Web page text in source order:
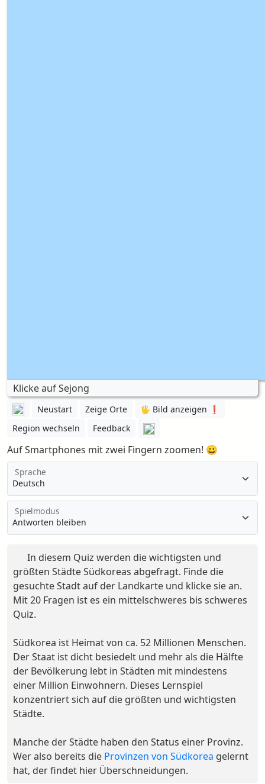
Klicke auf Sejong
Neustart Zeige Orte
🖐️ Bild anzeigen ❗️
Region wechseln
Feedback
Auf Smartphones mit zwei Fingern zoomen! 😀
Sprache
Spielmodus
In diesem Quiz werden die wichtigsten und
größten Städte Südkoreas abgefragt. Finde die
gesuchte Stadt auf der Landkarte und klicke sie an.
Mit 20 Fragen ist es ein mittelschweres bis schweres
Quiz.
Südkorea ist Heimat von ca. 52 Millionen Menschen.
Der Staat ist dicht besiedelt und mehr als die Hälfte
der Bevölkerung lebt in Städten mit mindestens
einer Million Einwohnern. Dieses Lernspiel
konzentriert sich auf die größten und wichtigsten
Städte.
Manche der Städte haben den Status einer Provinz.
Wer also bereits die Provinzen von Südkorea gelernt
hat, der findet hier Überschneidungen.